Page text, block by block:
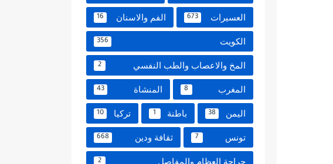
العسيرات 673 الفم والاسنان 16
الكويت 356
المخ والاعصاب والطب النفسي 2
المغرب 8 المنشاة 43
اليمن 38 باطنة 1 تركيا 10
تونس 7 ثقافة ودين 668
جراحة العظام والمفاصل 2